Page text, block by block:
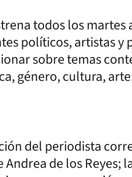
todos los
políticos, artistas y
sobre temas
género, cultura,
del periodista
Andrea de los